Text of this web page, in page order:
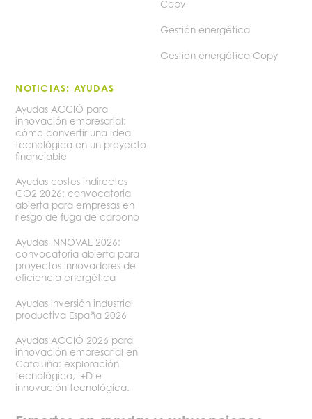
Copy
Gestión energética
Gestión energética Copy
NOTICIAS: AYUDAS
Ayudas ACCIÓ para
innovación empresarial:
cómo convertir una idea
tecnológica en un proyecto
financiable
Ayudas costes indirectos
CO2 2026: convocatoria
abierta para empresas en
riesgo de fuga de carbono
Ayudas INNOVAE 2026:
convocatoria abierta para
proyectos innovadores de
eficiencia energética
Ayudas inversión industrial
productiva España 2026
Ayudas ACCIÓ 2026 para
innovación empresarial en
Cataluña: exploración
tecnológica, I+D e
innovación tecnológica.